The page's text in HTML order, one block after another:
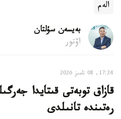
الەم
بەيسەن سۇلتان
اۆتور
17:24, 08 تامىز 2026
قازاق توبەتى قىتايدا
رەتىندە تانىلدى